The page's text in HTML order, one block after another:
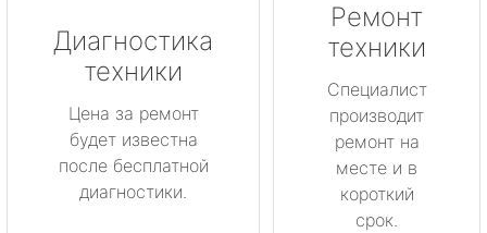
Диагностика
техники
Цена за ремонт
будет известна
после бесплатной
диагностики.
Ремонт
техники
Специалист
производит
ремонт на
месте и в
короткий
срок.